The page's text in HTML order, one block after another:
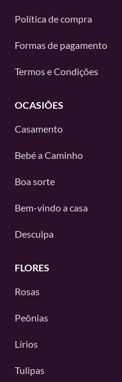
Política de compra
Formas de pagamento
Termos e Condições
OCASIÕES
Casamento
Bebé a Caminho
Boa sorte
Bem-vindo a casa
Desculpa
FLORES
Rosas
Peônias
Lírios
Tulipas